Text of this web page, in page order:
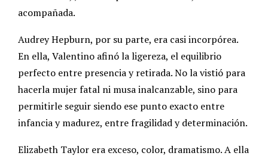
acompañada.
Audrey Hepburn, por su parte, era casi incorpórea.
En ella, Valentino afinó la ligereza, el equilibrio
perfecto entre presencia y retirada. No la vistió para
hacerla mujer fatal ni musa inalcanzable, sino para
permitirle seguir siendo ese punto exacto entre
infancia y madurez, entre fragilidad y determinación.
Elizabeth Taylor era exceso, color, dramatismo. A ella